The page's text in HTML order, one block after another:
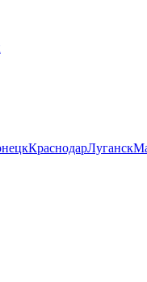
КраснодарЛуганск